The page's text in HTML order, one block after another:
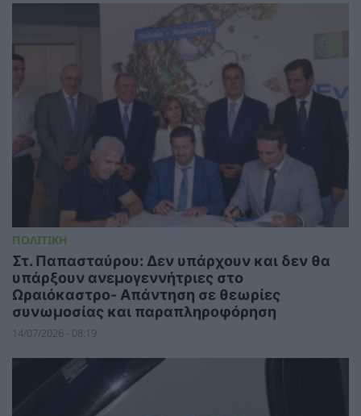
ΠΟΛΙΤΙΚΗ
Στ. Παπασταύρου: Δεν υπάρχουν και δεν θα
υπάρξουν ανεμογεννήτριες στο
Ωραιόκαστρο- Απάντηση σε θεωρίες
συνωμοσίας και παραπληροφόρηση
14/07/2026 - 08:19